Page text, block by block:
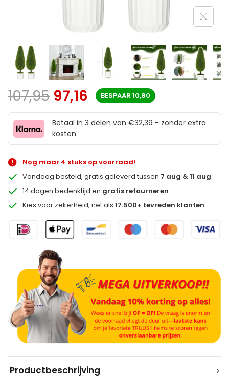
107,95 97,16 BESPAAR 10,80
Betaal in 3 delen van €32,39 - zonder extra
kosten.
Nog maar 4 stuks op voorraad!
Vandaag besteld, gratis geleverd tussen 7 aug & 11 aug
14 dagen bedenktijd en gratis retourneren
Kies voor zekerheid, net als17.500+ tevreden klanten
Productbeschrijving ›